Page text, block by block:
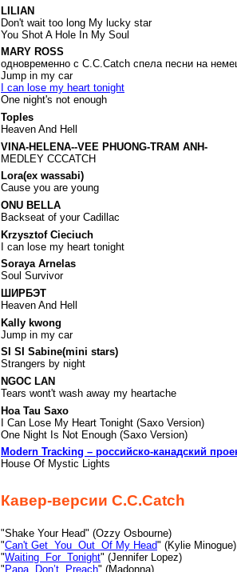
LILIAN
Don't wait too long My lucky star
You Shot A Hole In My Soul
MARY ROSS
одновременно с C.C.Catch спела песни на
Jump in my car
I can lose my heart tonight
One night's not enough
Toples
Heaven And Hell
VINA-HELENA--VEE PHUONG-TRAM ANH-
MEDLEY CCCATCH
Lora(ex wassabi)
Cause you are young
ONU BELLA
Backseat of your Cadillac
Krzysztof Cieciuch
I can lose my heart tonight
Soraya Arnelas
Soul Survivor
ШИРБЭТ
Heaven And Hell
Kally kwong
Jump in my car
SI SI Sabine(mini stars)
Strangers by night
NGOC LAN
Tears wont't wash away my heartache
Hoa Tau Saxo
I Can Lose My Heart Tonight (Saxo Version)
One Night Is Not Enough (Saxo Version)
Modern Tracking – российско-канадский
House Of Mystic Lights
Кавер-версии C.C.Catch
"Shake Your Head" (Ozzy Osbourne)
"Can't Get You Out Of My Head" (Kylie Minogue)
"Waiting For Tonight" (Jennifer Lopez)
" Papa Don’t Preach" (Madonna)